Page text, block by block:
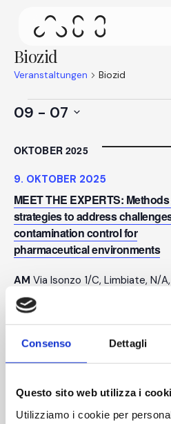
Consenso Dettagli
Questo sito web utilizza i
Utilizziamo i cookie per
Dieser Bildschirm
weniger Energie als nötig zu
Sie auf unserer Website
Surfen fortzusetzen, klicken
irgendwo auf den Bildschirm.
Hauptinhalt
springen
Biozid
Veranstaltungen Biozid
09 - 07
auswählen.
OKTOBER 2025
MEET THE EXPERTS:
strategies to address
contamination control for
pharmaceutical environments
9. OKTOBER 2025
AM Via Isonzo 1/C, Limbiate, N/
Frühere
Ereignisse
HEUTE